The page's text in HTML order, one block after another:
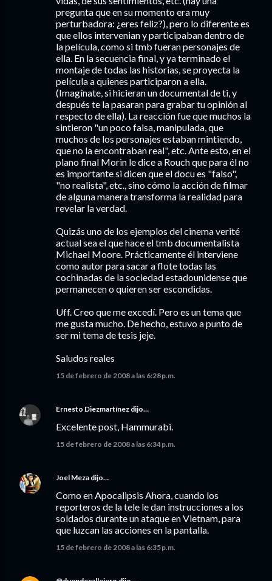
pregunta que en su momento era muy
perturbadora: ¿eres feliz?), pero lo diferente es
que ellos intervenian y participaban dentro de
la película, como si tmb fueran personajes de
ella. En la secuencia final, y ya terminado el
montaje de todas las historias, se proyecta la
película a quienes participaron a ella.
(Imagínate, si hicieran un documental de ti, y
después te la pasaran para grabar tu opinión al
respecto de ella). La reacción fue que muchos la
sintieron "un poco falsa, manipulada, que
muchos de los personajes estaban mintiendo,
que no la encontraban real", etc. Ante esto, en el
plano final Morin le dice a Rouch que para él no
es importante si dicen que el docu es "falso",
"no realista", etc., sino cómo la acción de filmar
de alguna manera transforma la realidad para
revelar la verdad.
Quizás uno de los ejemplos del cinema verité
actual sea el que hace el tmb documentalista
Michael Moore. Prácticamente él interviene
como autor para sacar a flote todas las
cochinadas de la sociedad estadounidense que
permanecen o quieren ser escondidas.
Uff. Creo que me excedí. Pero es un tema que
me gusta mucho. De hecho, estuvo a punto de
ser mi tema de tesis jeje.
Saludos reales
15 de febrero de 2008 a las 6:28 p.m.
Ernesto Diezmartínez dijo…
Excelente post, Hammurabi.
15 de febrero de 2008 a las 6:34 p.m.
Joel Meza dijo…
Como en Apocalipsis Ahora, cuando los
reporteros de la tele le dan instrucciones a los
soldados durante un ataque en Vietnam, para
que luzcan las acciones en la pantalla.
15 de febrero de 2008 a las 6:35 p.m.